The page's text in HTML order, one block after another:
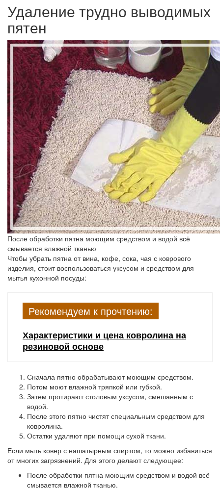
Удаление трудно выводимых
пятен
После обработки пятна моющим средством и водой всё
смывается влажной тканью
Чтобы убрать пятна от вина, кофе, сока, чая с коврового
изделия, стоит воспользоваться уксусом и средством для
мытья кухонной посуды:
Рекомендуем к прочтению:
Характеристики и цена ковролина на
резиновой основе
Сначала пятно обрабатывают моющим средством.
Потом моют влажной тряпкой или губкой.
Затем протирают столовым уксусом, смешанным с
водой.
После этого пятно чистят специальным средством для
ковролина.
Остатки удаляют при помощи сухой ткани.
Если мыть ковер с нашатырным спиртом, то можно избавиться
от многих загрязнений. Для этого делают следующее:
После обработки пятна моющим средством и водой всё
смывается влажной тканью.